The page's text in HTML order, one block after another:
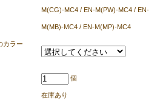
M(CG)-MC4 / EN-M(PW)-MC4 / EN-
M(MB)-MC4 / EN-M(MP)-MC4
カラー
個
在庫あり